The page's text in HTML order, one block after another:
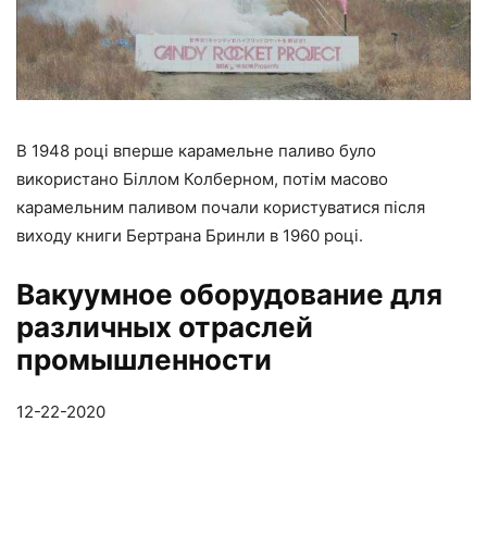
В 1948 році вперше карамельне паливо було
використано Біллом Колберном, потім масово
карамельним паливом почали користуватися після
виходу книги Бертрана Бринли в 1960 році.
Вакуумное оборудование для
различных отраслей
промышленности
12-22-2020